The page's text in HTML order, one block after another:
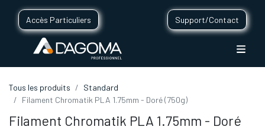
Accès Particuliers Support/Contact
Tous les produits
Standard
Filament Chromatik PLA 1.75mm - Doré (750g)
Filament Chromatik PLA 1.75mm - Doré